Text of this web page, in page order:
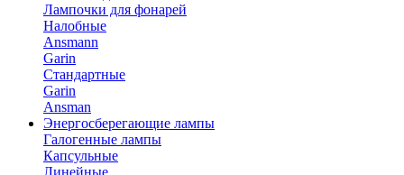
Лампочки для фонарей
Налобные
Ansmann
Garin
Стандартные
Garin
Ansman
Энергосберегающие лампы
Галогенные лампы
Капсульные
Линейные